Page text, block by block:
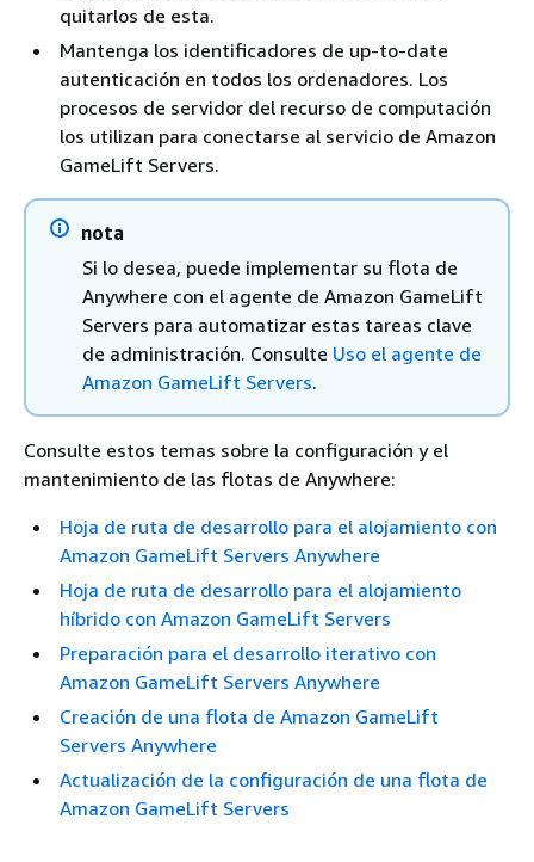
quitarlos de esta.
Mantenga los identificadores de up-to-date
autenticación en todos los ordenadores. Los
procesos de servidor del recurso de computación
los utilizan para conectarse al servicio de Amazon
GameLift Servers.
nota
Si lo desea, puede implementar su flota de
Anywhere con el agente de Amazon GameLift
Servers para automatizar estas tareas clave
de administración. Consulte Uso el agente de
Amazon GameLift Servers.
Consulte estos temas sobre la configuración y el
mantenimiento de las flotas de Anywhere:
Hoja de ruta de desarrollo para el alojamiento con
Amazon GameLift Servers Anywhere
Hoja de ruta de desarrollo para el alojamiento
híbrido con Amazon GameLift Servers
Preparación para el desarrollo iterativo con
Amazon GameLift Servers Anywhere
Creación de una flota de Amazon GameLift
Servers Anywhere
Actualización de la configuración de una flota de
Amazon GameLift Servers